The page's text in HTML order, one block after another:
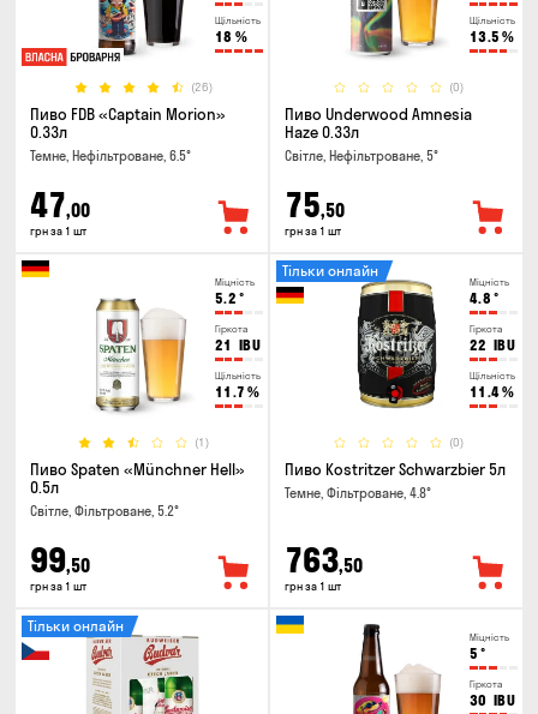
Щільність
18 %
(26)
Пиво FDB «Captain Morion»
0.33л
Темне, Нефільтроване, 6.5°
47,00
грн за 1 шт
Щільність
13.5 %
(0)
Пиво Underwood Amnesia
Haze 0.33л
Світле, Нефільтроване, 5°
75,50
грн за 1 шт
Міцність
5.2 °
Гіркота
21 IBU
Щільність
11.7 %
(1)
Пиво Spaten «Münchner Hell»
0.5л
Світле, Фільтроване, 5.2°
99,50
грн за 1 шт
Міцність
4.8 °
Гіркота
22 IBU
Щільність
11.4%
(0)
Тільки онлайн
Пиво Kostritzer Schwarzbier 5л
Темне, Фільтроване, 4.8°
763,50
грн за 1 шт
Тільки онлайн
Міцність
5 °
Гіркота
30 IBU